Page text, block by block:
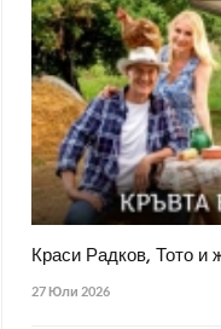
Краси Радков, Тото и
27 Юли 2026